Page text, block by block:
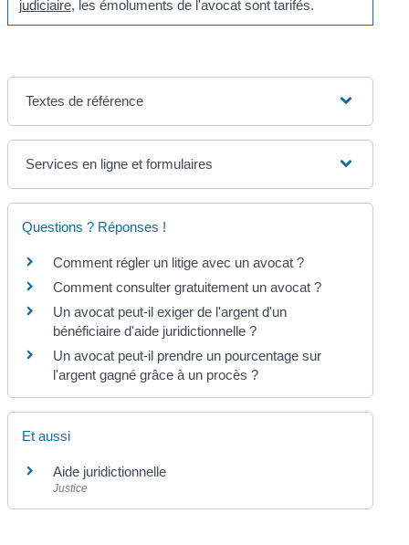
judiciaire, les émoluments de l'avocat sont tarifés.
Textes de référence
Services en ligne et formulaires
Questions ? Réponses !
Comment régler un litige avec un avocat ?
Comment consulter gratuitement un avocat ?
Un avocat peut-il exiger de l'argent d'un
bénéficiaire d'aide juridictionnelle ?
Un avocat peut-il prendre un pourcentage sur
l'argent gagné grâce à un procès ?
Et aussi
Aide juridictionnelle
Justice